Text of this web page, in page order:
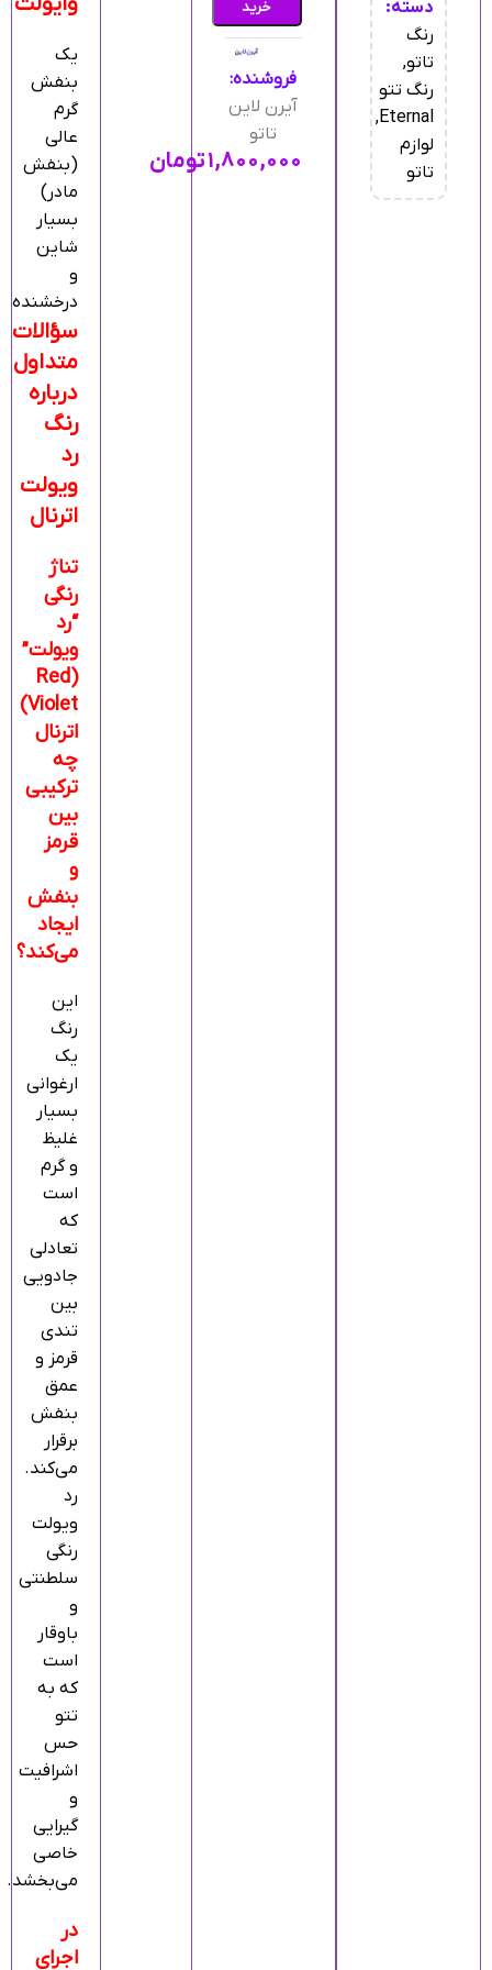
دسته:
رنگ
تاتو,
رنگ تتو
Eternal
,
لوازم
تاتو
خرید
۱,۸۰۰,۰۰۰تومان
فروشنده:
آیرن لاین
تاتو
یک
بنفش
گرم
عالی
(بنفش
مادر)
بسیار
شاین
و
درخشنده
سؤالات
متداول
درباره
رنگ
رد
ویولت
اترنال
تناژ
رنگی
“رد
ویولت”
(Red
Violet)
اترنال
چه
ترکیبی
بین
قرمز
و
بنفش
ایجاد
می‌کند؟
این
رنگ
یک
ارغوانی
بسیار
غلیظ
و گرم
است
که
تعادلی
جادویی
بین
تندی
قرمز و
عمق
بنفش
برقرار
می‌کند.
رد
ویولت
رنگی
سلطنتی
و
باوقار
است
که به
تتو
حس
اشرافیت
و
گیرایی
خاصی
می‌بخشد.
در
اجرای